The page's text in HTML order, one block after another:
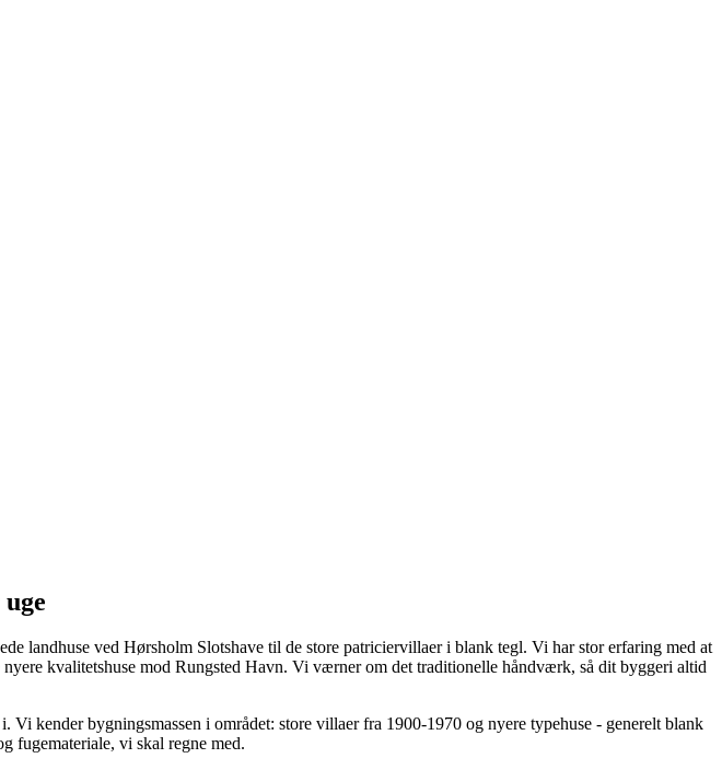
landhuse ved Hørsholm Slotshave til de store patriciervillaer i blank tegl. Vi har stor erfaring med at
kvalitetshuse mod Rungsted Havn. Vi værner om det traditionelle håndværk, så dit byggeri altid
kender bygningsmassen i området: store villaer fra 1900-1970 og nyere typehuse - generelt blank
fugemateriale, vi skal regne med.